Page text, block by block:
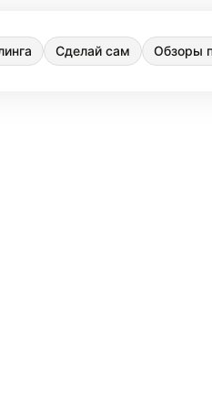
Сделай сам Обзоры